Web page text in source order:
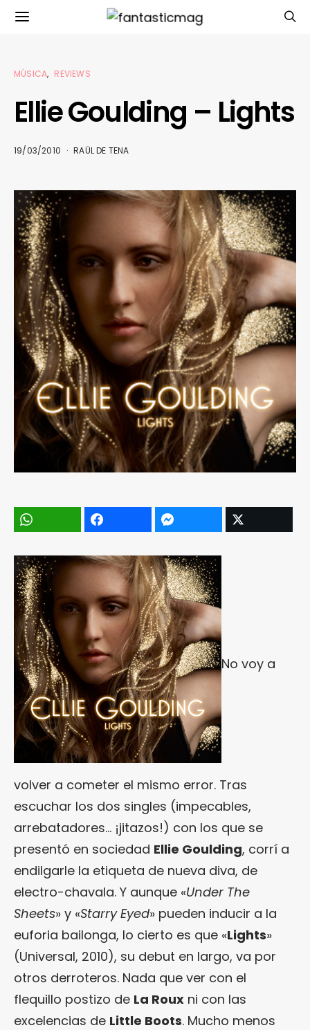
MÚSICA REVIEWS
Ellie Goulding – Lights
19/03/2010 RAÜL DE TENA
No voy a
volver a cometer el mismo error. Tras
escuchar los dos singles (impecables,
arrebatadores… ¡jitazos!) con los que se
presentó en sociedad Ellie Goulding, corrí a
endilgarle la etiqueta de nueva diva, de
electro-chavala. Y aunque «Under The
Sheets» y «Starry Eyed» pueden inducir a la
euforia bailonga, lo cierto es que «Lights»
(Universal, 2010), su debut en largo, va por
otros derroteros. Nada que ver con el
flequillo postizo de La Roux ni con las
excelencias de Little Boots. Mucho menos